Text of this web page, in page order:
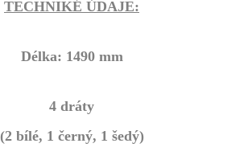
TECHNIKÉ ÚDAJE:
Délka: 1490 mm
4 dráty
(2 bílé, 1 černý, 1 šedý)